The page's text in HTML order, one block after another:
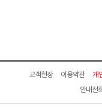
고객헌장 이용약관 개
안내전